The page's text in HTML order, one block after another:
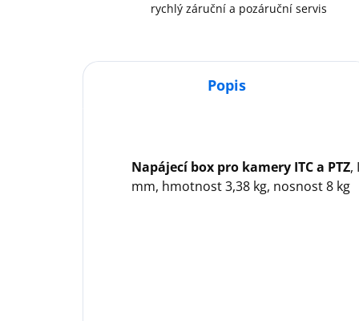
rychlý záruční a pozáruční servis
Popis
Napájecí box pro kamery ITC a PTZ,
mm, hmotnost 3,38 kg, nosnost 8 kg